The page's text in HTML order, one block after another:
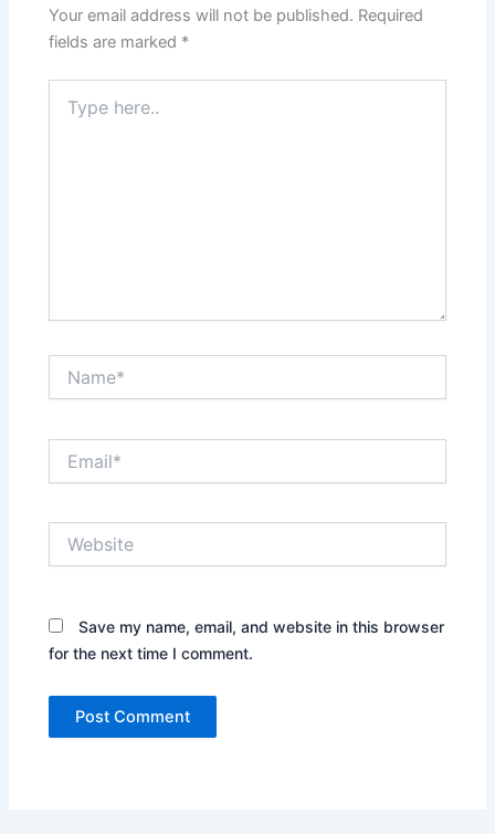
Your email address will not be published. Required
fields are marked *
here..
Save my name, email, and website in this browser
for the next time I comment.